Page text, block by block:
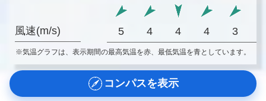
風速(m/s) 5 4 4 4 3
※気温グラフは、表示期間の最高気温を赤、最低気温を青としています。
コンパスを表示